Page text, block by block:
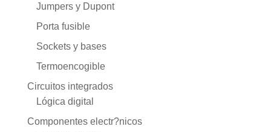
Jumpers y Dupont
Porta fusible
Sockets y bases
Termoencogible
Circuitos integrados
Lógica digital
Componentes electr?nicos